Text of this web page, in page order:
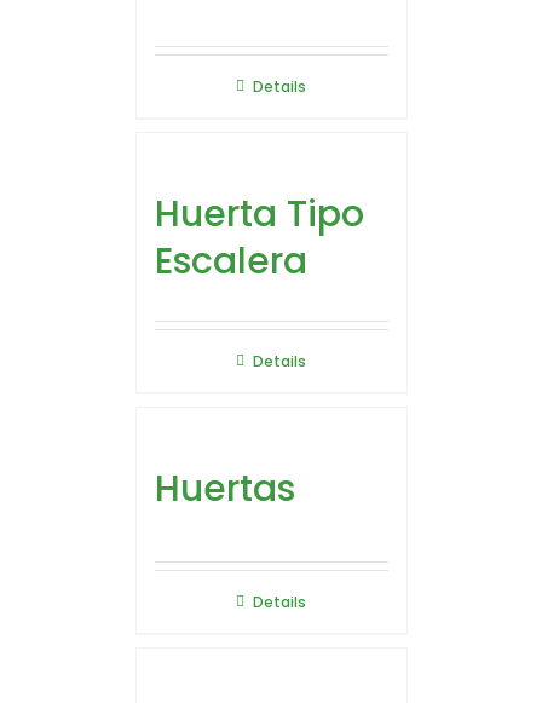
Details
Huerta Tipo
Escalera
Details
Huertas
Details